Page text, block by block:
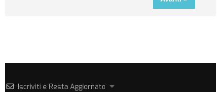
Iscriviti e Resta Aggiornato